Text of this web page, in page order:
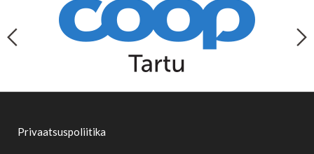
Privaatsuspoliitika